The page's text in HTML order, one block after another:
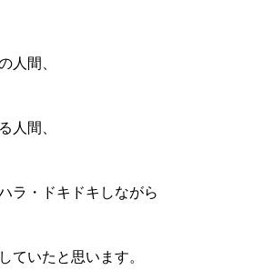
人間、
人間、
ラ・ドキドキしながら
ていたと思います。